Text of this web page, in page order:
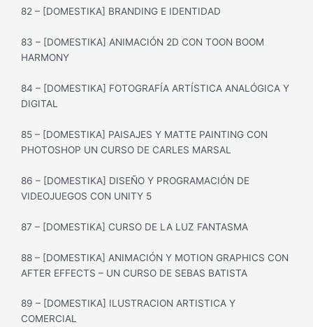
82 – [DOMESTIKA] BRANDING E IDENTIDAD
83 – [DOMESTIKA] ANIMACIÓN 2D CON TOON BOOM
HARMONY
84 – [DOMESTIKA] FOTOGRAFÍA ARTÍSTICA ANALÓGICA Y
DIGITAL
85 – [DOMESTIKA] PAISAJES Y MATTE PAINTING CON
PHOTOSHOP UN CURSO DE CARLES MARSAL
86 – [DOMESTIKA] DISEÑO Y PROGRAMACIÓN DE
VIDEOJUEGOS CON UNITY 5
87 – [DOMESTIKA] CURSO DE LA LUZ FANTASMA
88 – [DOMESTIKA] ANIMACIÓN Y MOTION GRAPHICS CON
AFTER EFFECTS – UN CURSO DE SEBAS BATISTA
89 – [DOMESTIKA] ILUSTRACION ARTISTICA Y
COMERCIAL